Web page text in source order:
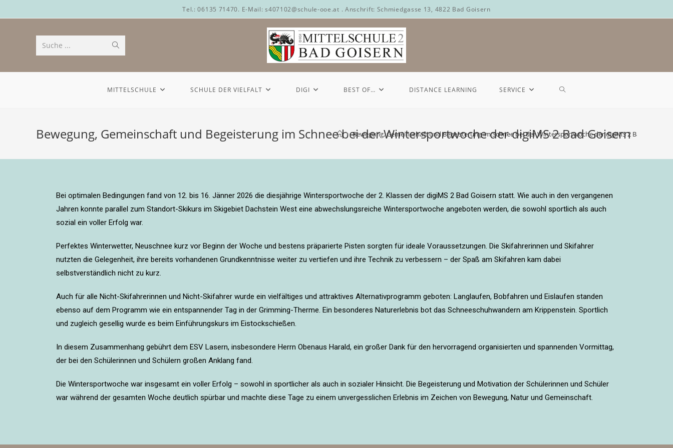
Tel.: 06135 71470. E-Mail: s407102@schule-ooe.at . Anschrift: Schmiedgasse 13, 4822 Bad Goisern
Suche ...
MITTELSCHULE SCHULE DER VIELFALT DIGI BEST OF… DISTANCE LEARNING SERVICE
Bewegung, Gemeinschaft und Begeisterung im Schnee bei der Wintersportwoche der digiMS 2 Bad Goisern
> Bewegung, Gemeinschaft und Begeisterung im Schnee bei der Wintersportwoche der digiMS 2 Bad Goisern
Bei optimalen Bedingungen fand von 12. bis 16. Jänner 2026 die diesjährige Wintersportwoche der 2. Klassen der digiMS 2 Bad Goisern statt. Wie auch in den vergangenen
Jahren konnte parallel zum Standort-Skikurs im Skigebiet Dachstein West eine abwechslungsreiche Wintersportwoche angeboten werden, die sowohl sportlich als auch
sozial ein voller Erfolg war.
Perfektes Winterwetter, Neuschnee kurz vor Beginn der Woche und bestens präparierte Pisten sorgten für ideale Voraussetzungen. Die Skifahrerinnen und Skifahrer
nutzten die Gelegenheit, ihre bereits vorhandenen Grundkenntnisse weiter zu vertiefen und ihre Technik zu verbessern – der Spaß am Skifahren kam dabei
selbstverständlich nicht zu kurz.
Auch für alle Nicht-Skifahrerinnen und Nicht-Skifahrer wurde ein vielfältiges und attraktives Alternativprogramm geboten: Langlaufen, Bobfahren und Eislaufen standen
ebenso auf dem Programm wie ein entspannender Tag in der Grimming-Therme. Ein besonderes Naturerlebnis bot das Schneeschuhwandern am Krippenstein. Sportlich
und zugleich gesellig wurde es beim Einführungskurs im Eistockschießen.
In diesem Zusammenhang gebührt dem ESV Lasern, insbesondere Herrn Obenaus Harald, ein großer Dank für den hervorragend organisierten und spannenden Vormittag,
der bei den Schülerinnen und Schülern großen Anklang fand.
Die Wintersportwoche war insgesamt ein voller Erfolg – sowohl in sportlicher als auch in sozialer Hinsicht. Die Begeisterung und Motivation der Schülerinnen und Schüler
war während der gesamten Woche deutlich spürbar und machte diese Tage zu einem unvergesslichen Erlebnis im Zeichen von Bewegung, Natur und Gemeinschaft.